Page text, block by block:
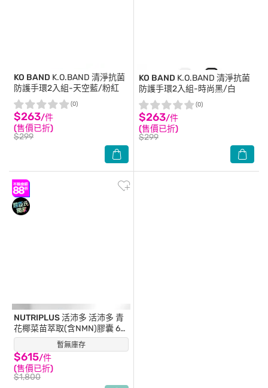
KO BAND K.O.BAND 清淨抗菌
防護手環2入組-天空藍/粉紅
$263/件
(售價已折)
$299
(0)
KO BAND K.O.BAND 清淨抗菌
防護手環2入組-時尚黑/白
$263/件
(售價已折)
$299
(0)
暫無庫存
NUTRIPLUS 活沛多 活沛多 青
花椰菜苗萃取(含NMN)膠囊 60
粒
$615/件
(售價已折)
$1,800
(7)